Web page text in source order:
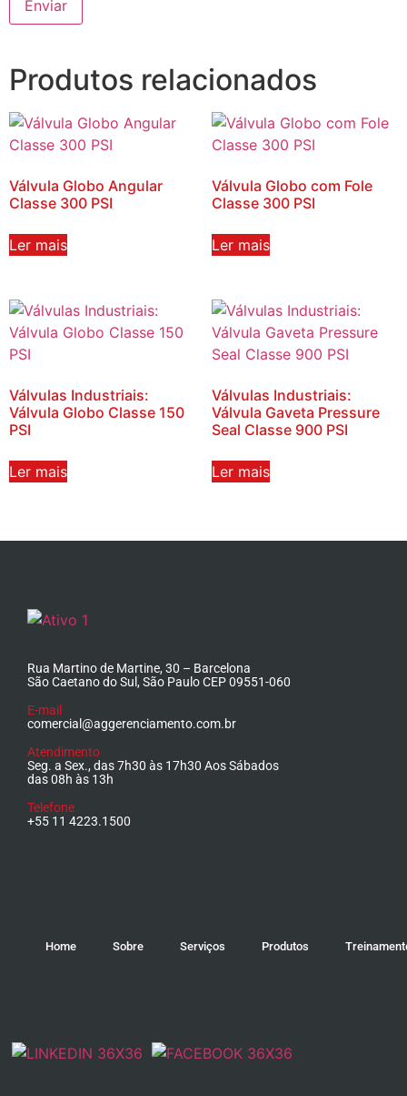
Produtos relacionados
Válvula Globo Angular
Classe 300 PSI
Ler mais
Válvula Globo com Fole
Classe 300 PSI
Ler mais
Válvulas Industriais:
Válvula Globo Classe 150
PSI
Ler mais
Válvulas Industriais:
Válvula Gaveta Pressure
Seal Classe 900 PSI
Ler mais
Rua Martino de Martine, 30 – Barcelona
São Caetano do Sul, São Paulo CEP 09551-060
E-mail
comercial@aggerenciamento.com.br
Atendimento
Seg. a Sex., das 7h30 às 17h30 Aos Sábados
das 08h às 13h
Telefone
+55 11 4223.1500
Home Sobre Serviços Produtos